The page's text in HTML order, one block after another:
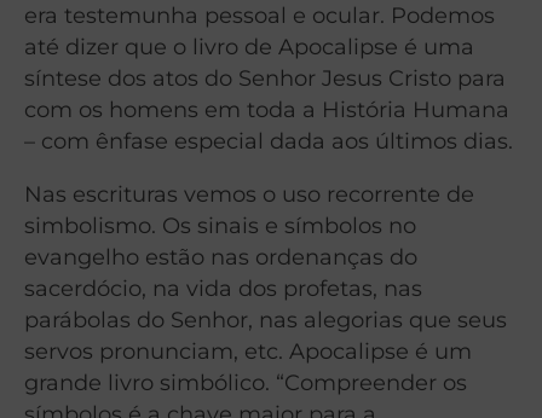
era testemunha pessoal e ocular. Podemos
até dizer que o livro de Apocalipse é uma
síntese dos atos do Senhor Jesus Cristo para
com os homens em toda a História Humana
– com ênfase especial dada aos últimos dias.
Nas escrituras vemos o uso recorrente de
simbolismo. Os sinais e símbolos no
evangelho estão nas ordenanças do
sacerdócio, na vida dos profetas, nas
parábolas do Senhor, nas alegorias que seus
servos pronunciam, etc. Apocalipse é um
grande livro simbólico. “Compreender os